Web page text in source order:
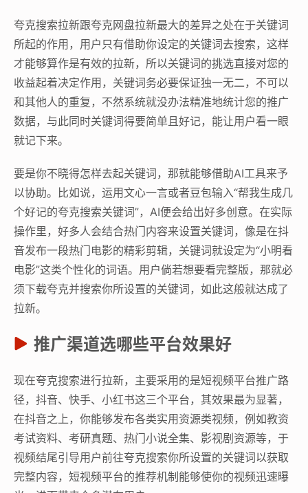
夸克搜索拉新跟夸克网盘拉新最大的差异之处在于关键词
所起的作用，用户只有借助你设定的关键词去搜索，这样
才能够算作是有效的拉新，所以关键词的挑选直接对您的
收益起着决定作用，关键词务必要保证独一无二，不可以
和其他人的重复，不然系统就没办法精准地统计您的推广
数据，与此同时关键词得要简单且好记，能让用户看一眼
就记下来。
要是你不晓得怎样去起关键词，那就能够借助AI工具来予
以协助。比如说，运用文心一言或者豆包输入“帮我生成几
个好记的夸克搜索关键词”，AI便会给出好多创意。在实际
操作里，好多人会结合热门内容来设置关键词，像是在抖
音发布一段热门电影的精彩剪辑，关键词就设定为“小明看
电影”这类个性化的词语。用户倘若想要看完整版，那就必
须下载夸克并搜索你所设置的关键词，如此这般就达成了
拉新。
推广渠道选哪些平台效果好
现在夸克搜索进行拉新，主要采用的是短视频平台推广路
径，抖音、快手、小红书这三个平台，其效果最为显著，
在抖音之上，你能够发布各类实用资源类视频，例如教资
考试资料、考研真题、热门小说全集、影视剧资源等，于
视频结尾引导用户前往夸克搜索你所设置的关键词以获取
完整内容，短视频平台的推荐机制能够使你的视频迅速曝